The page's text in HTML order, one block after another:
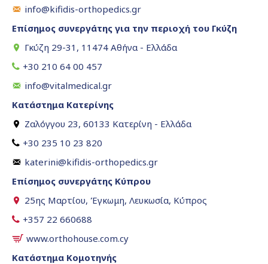
info@kifidis-orthopedics.gr
Επίσημος συνεργάτης για την περιοχή του Γκύζη
Γκύζη 29-31, 11474 Αθήνα - Ελλάδα
+30 210 64 00 457
info@vitalmedical.gr
Κατάστημα Κατερίνης
Ζαλόγγου 23, 60133 Κατερίνη - Ελλάδα
+30 235 10 23 820
katerini@kifidis-orthopedics.gr
Επίσημος συνεργάτης Κύπρου
25ης Μαρτίου, Έγκωμη, Λευκωσία, Κύπρος
+357 22 660688
www.orthohouse.com.cy
Κατάστημα Κομοτηνής